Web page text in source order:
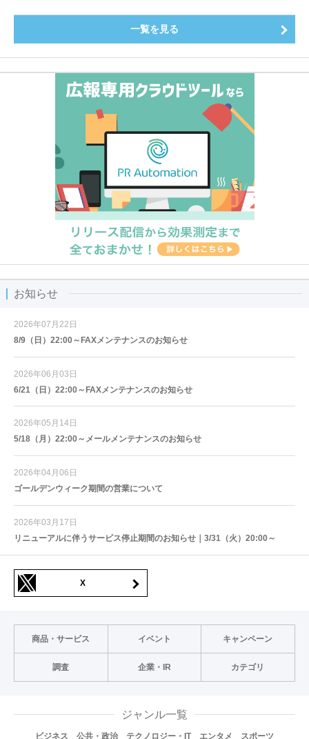
一覧を見る
お知らせ
2026年07月22日
8/9（日）22:00～FAXメンテナンスのお知らせ
2026年06月03日
6/21（日）22:00～FAXメンテナンスのお知らせ
2026年05月14日
5/18（月）22:00～メールメンテナンスのお知らせ
2026年04月06日
ゴールデンウィーク期間の営業について
2026年03月17日
リニューアルに伴うサービス停止期間のお知らせ｜3/31（火）20:00～
X
商品・サービス イベント キャンペーン
調査 企業・IR カテゴリ
ジャンル一覧
ビジネス 公共・政治 テクノロジー・IT エンタメ スポーツ